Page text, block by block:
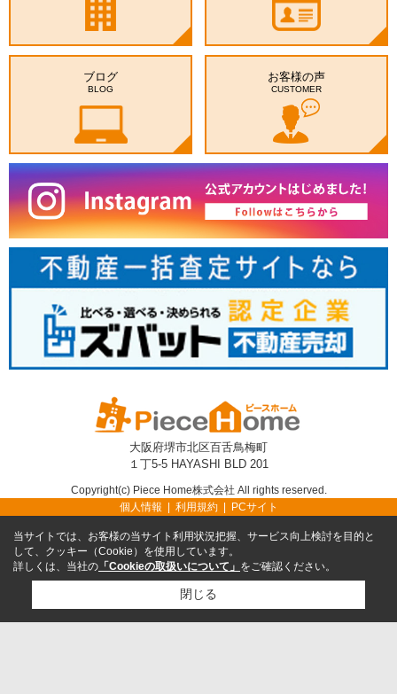
ブログ
BLOG
お客様の声
CUSTOMER
大阪府堺市北区百舌鳥梅町
１丁5-5 HAYASHI BLD 201
Copyright(c) Piece Home株式会社 All rights reserved.
個人情報
利用規約 PCサイト
当サイトでは、お客様の当サイト利用状況把握、サービス向上検討を目的と
して、クッキー（Cookie）を使用しています。
詳しくは、当社の 「Cookieの取扱いについて」 をご確認ください。
閉じる